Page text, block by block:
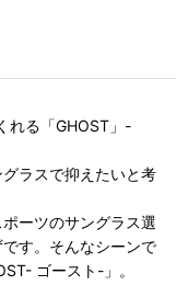
れる「GHOST」-
ラスで抑えたいと考
ーツのサングラス選
す。そんなシーンで
ゴースト-」。